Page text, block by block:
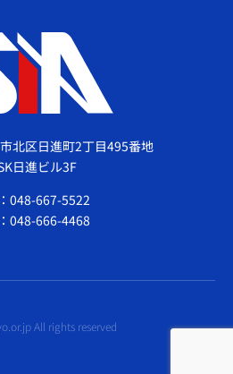
北区日進町2丁目495番地
日進ビル3F
048-667-5522
048-666-4468
All rights reserved